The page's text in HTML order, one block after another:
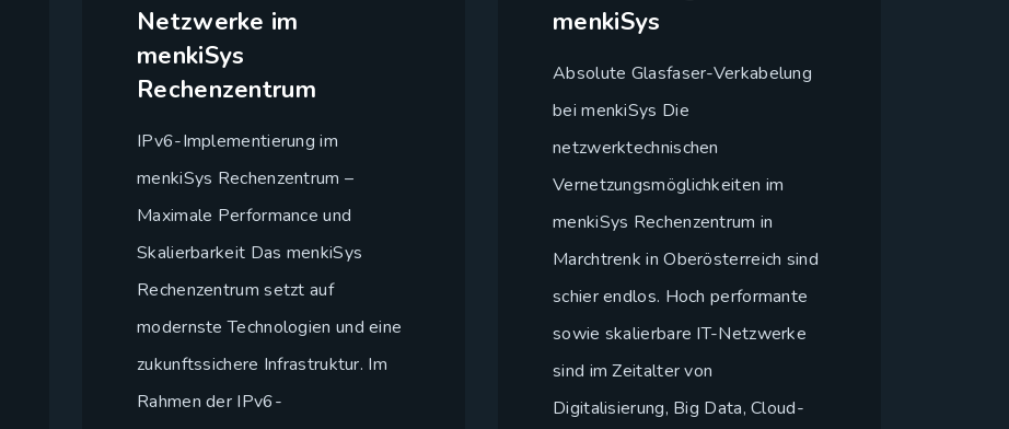
Netzwerke im
menkiSys
Rechenzentrum
IPv6-Implementierung im
menkiSys Rechenzentrum –
Maximale Performance und
Skalierbarkeit Das menkiSys
Rechenzentrum setzt auf
modernste Technologien und eine
zukunftssichere Infrastruktur. Im
Rahmen der IPv6-
menkiSys
Absolute Glasfaser-Verkabelung
bei menkiSys Die
netzwerktechnischen
Vernetzungsmöglichkeiten im
menkiSys Rechenzentrum in
Marchtrenk in Oberösterreich sind
schier endlos. Hoch performante
sowie skalierbare IT-Netzwerke
sind im Zeitalter von
Digitalisierung, Big Data, Cloud-